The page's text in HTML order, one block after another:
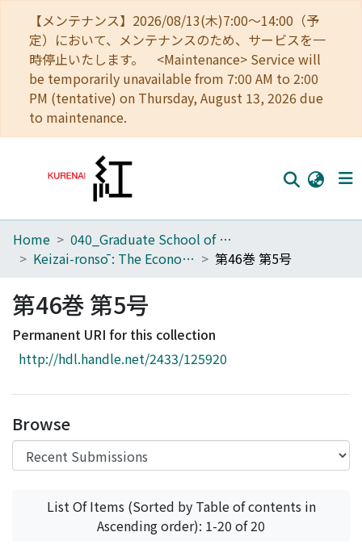
【メンテナンス】2026/08/13(木)7:00～14:00（予
定）において、メンテナンスのため、サービスを一
時停止いたします。 <Maintenance> Service will
be temporarily unavailable from 7:00 AM to 2:00
PM (tentative) on Thursday, August 13, 2026 due
to maintenance.
Home
Browse
Download Ranking
Access Statistics
Home
040_Graduate School of Economics
Keizai-ronsō : The Economic Review
第46巻 第5号
第46巻 第5号
Permanent URI for this collection
http://hdl.handle.net/2433/125920
Browse
List Of Items (Sorted by Table of contents in
Ascending order): 1-20 of 20